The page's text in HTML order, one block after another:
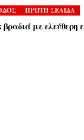
ΠΡΩΤΗ ΣΕΛΙΔΑ
βραδιά με ελεύθερη